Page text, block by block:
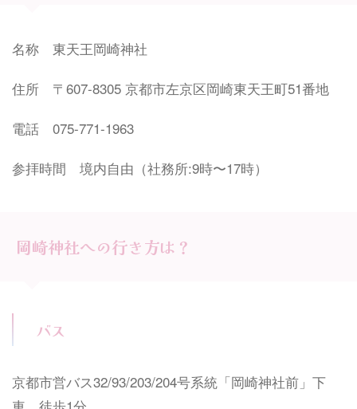
名称 東天王岡崎神社
住所 〒607-8305 京都市左京区岡崎東天王町51番地
電話 075-771-1963
参拝時間 境内自由（社務所:9時〜17時）
岡崎神社への行き方は？
バス
京都市営バス32/93/203/204号系統「岡崎神社前」下